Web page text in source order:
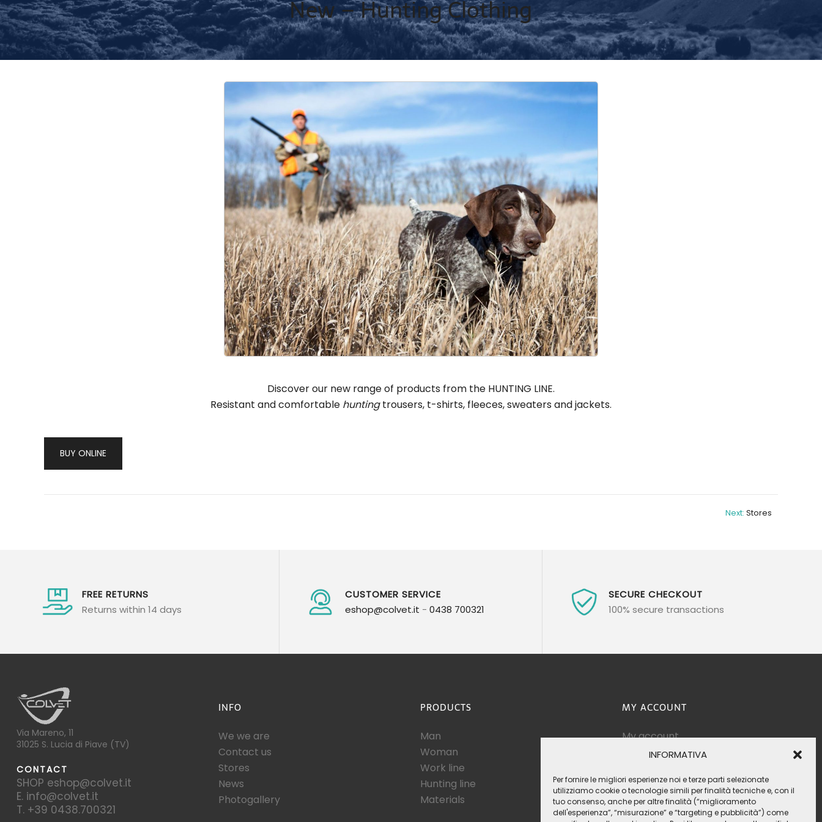
INFORMATIVA
Per fornire le migliori esperienze noi e terze parti selezionate
utilizziamo cookie o tecnologie simili per finalità tecniche e, con il
tuo consenso, anche per altre finalità (“miglioramento
dell'esperienza”, “misurazione” e “targeting e pubblicità”) come
New – Hunting Clothing
Discover our new range of products from the HUNTING LINE.
Resistant and comfortable huntingtrousers, t-shirts, fleeces, sweaters and jackets.
BUY ONLINE
Next: Stores
FREE RETURNS
Returns within 14 days
CUSTOMER SERVICE
eshop@colvet.it -0438 700321
SECURE CHECKOUT
100% secure transactions
Via Mareno, 11
31025 S. Lucia di Piave (TV)
CONTACT
SHOP eshop@colvet.it
E. info@colvet.it
T. +39 0438.700321
INFO
We we are
Contact us
Stores
News
Photogallery
PRODUCTS
Man
Woman
Work line
Hunting line
Materials
MY ACCOUNT
My account
Right of withdrawal
Shipping / Returns